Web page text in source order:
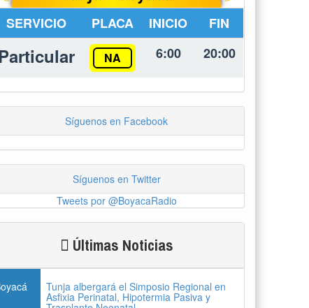
SERVICIO PLACA INICIO FIN
NA 6:00 20:00
Síguenos en Facebook
Síguenos en Twitter
Tweets por @BoyacaRadio
Últimas Noticias
Tunja albergará el Simposio Regional en
Asfixia Perinatal, Hipotermia Pasiva y